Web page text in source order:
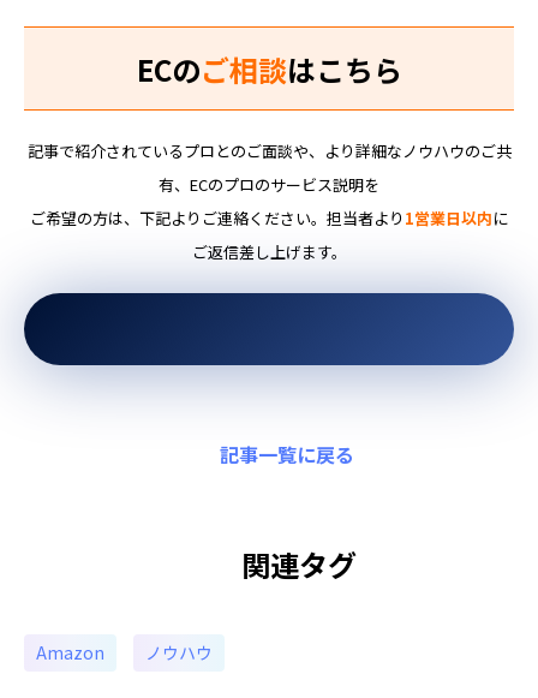
ECのご相談はこちら
記事で紹介されているプロとのご面談や、より詳細なノウハウのご共
有、ECのプロのサービス説明を
ご希望の方は、下記よりご連絡ください。担当者より 1営業日以内に
ご返信差し上げます。
記事一覧に戻る
関連タグ
Amazon ノウハウ